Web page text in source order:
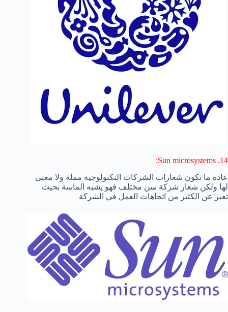
14. Sun microsystems:
عادة ما تكون شعارات الشركات التكنولوجية مملة ولا معنى
لها ولكن شعار شركة سن مختلف فهو يشبه الماسة بحيث
تعبر عن الكثير من اتجاهات العمل في الشركة